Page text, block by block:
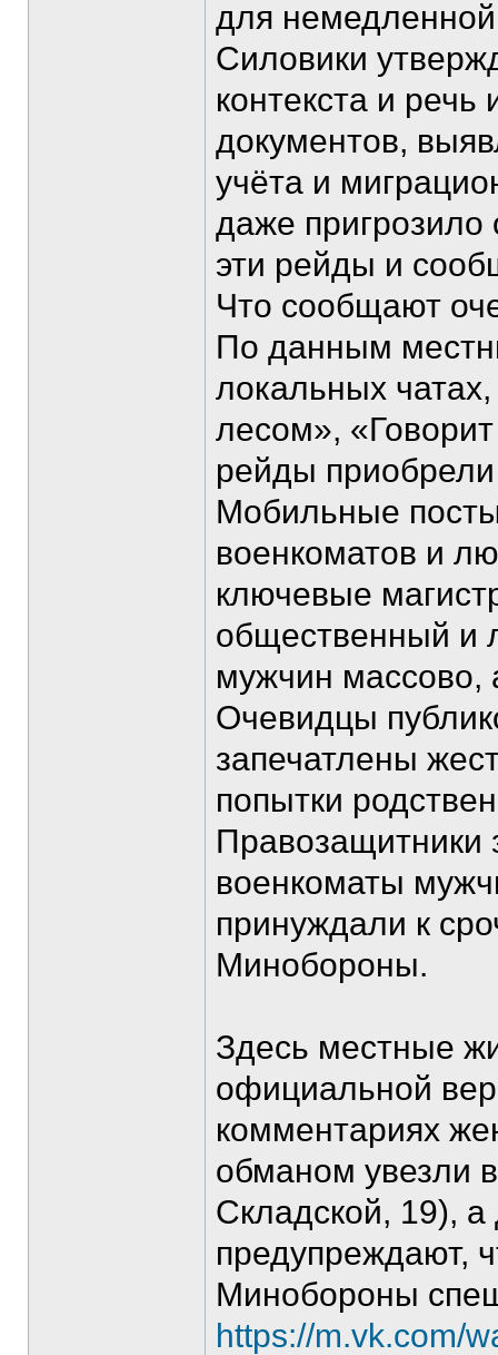
для
Силовики
контекста и
документов,
учёта и
даже пригрозило
эти рейды и
Что сообщают
По данным
локальных
лесом»,
рейды
Мобильные
военкоматов и
ключевые
общественный и
мужчин массово,
Очевидцы
запечатлены
попытки
Правозащитники
военкоматы
принуждали к
Минобороны.
Здесь местные
официальной
комментариях
обманом увезли
Складской, 19), а
предупреждают,
Минобороны
https://m.vk.com/